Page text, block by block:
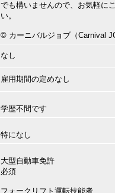
でも構いませんので、お気軽に
い。
©︎ カーニバルジョブ（Carnival
なし
雇用期間の定めなし
学歴不問です
特になし
大型自動車免許
必須
フォークリフト運転技能者